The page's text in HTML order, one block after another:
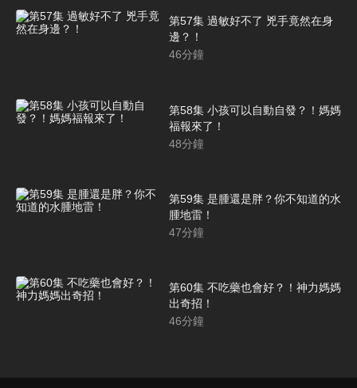
第57集 過敏好不了 兇手竟然在身
邊？！
46分鐘
第58集 小孩可以自動自發？！媽媽
福報來了！
48分鐘
第59集 是腫還是胖？你不知道的水
腫地雷！
47分鐘
第60集 不吃藥也會好？！神力媽媽
出奇招！
46分鐘